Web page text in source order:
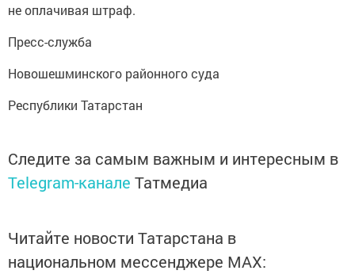
не оплачивая штраф.
Пресс-служба
Новошешминского районного суда
Республики Татарстан
Следите за самым важным и интересным в
Telegram-канале Татмедиа
Читайте новости Татарстана в
национальном мессенджере MАХ: